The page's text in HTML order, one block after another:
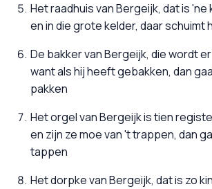
Het raadhuis van Bergeijk, dat is 'ne
en in die grote kelder, daar schuimt
De bakker van Bergeijk, die wordt
want als hij heeft gebakken, dan
pakken
Het orgel van Bergeijk is tien
en zijn ze moe van 't trappen, dan
tappen
Het dorpke van Bergeijk, dat is zo